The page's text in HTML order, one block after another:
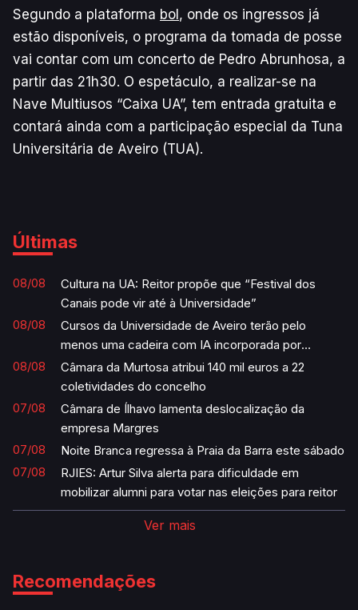
Segundo a plataforma bol, onde os ingressos já
estão disponíveis, o programa da tomada de posse
vai contar com um concerto de Pedro Abrunhosa, a
partir das 21h30. O espetáculo, a realizar-se na
Nave Multiusos “Caixa UA”, tem entrada gratuita e
contará ainda com a participação especial da Tuna
Universitária de Aveiro (TUA).
Últimas
08/08
Cultura na UA: Reitor propõe que “Festival dos
Canais pode vir até à Universidade”
08/08
Cursos da Universidade de Aveiro terão pelo
menos uma cadeira com IA incorporada por
semestre
08/08
Câmara da Murtosa atribui 140 mil euros a 22
coletividades do concelho
07/08
Câmara de Ílhavo lamenta deslocalização da
empresa Margres
07/08
Noite Branca regressa à Praia da Barra este sábado
07/08
RJIES: Artur Silva alerta para dificuldade em
mobilizar alumni para votar nas eleições para reitor
Ver mais
Recomendações